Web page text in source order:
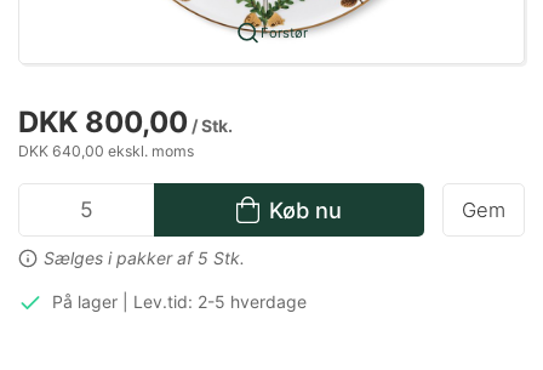
Forstør
DKK 800,00 / Stk.
DKK 640,00 ekskl. moms
Køb nu
Sælges i pakker af 5 Stk.
Gem
På lager | Lev.tid: 2-5 hverdage